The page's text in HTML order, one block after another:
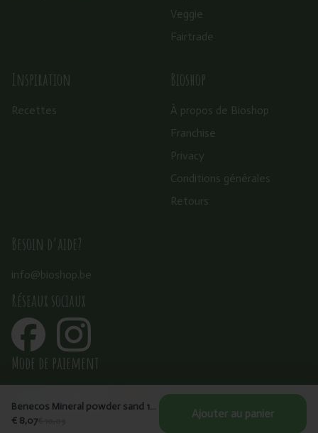
Benecos Mineral powder sand 10g
€ 8,07
Ajouter au panier
Veggie
Fairtrade
Inspiration
Recettes
Bioshop
À propos de Bioshop
Franchise
Privacy
Conditions générales
Retours
Besoin d’aide?
info@bioshop.be
Réseaux sociaux
Mode de paiement